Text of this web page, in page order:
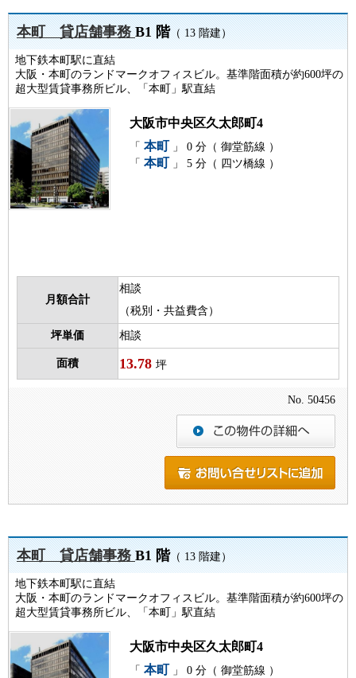
本町 貸店舗事務B1 階（ 13 階建）
地下鉄本町駅に直結
大阪・本町のランドマークオフィスビル。基準階面積が約600坪の
超大型賃貸事務所ビル、「本町」駅直結
大阪市中央区久太郎町4
「 本町
」 0 分（ 御堂筋線 ）
「 本町 」 5 分（ 四ツ橋線 ）
月額合計
相談
（税別・共益費含）
坪単価 相談
面積 13.78 坪
No. 50456
本町 貸店舗事務B1 階（ 13 階建）
地下鉄本町駅に直結
大阪・本町のランドマークオフィスビル。基準階面積が約600坪の
超大型賃貸事務所ビル、「本町」駅直結
大阪市中央区久太郎町4
「 本町 」 0 分（ 御堂筋線 ）